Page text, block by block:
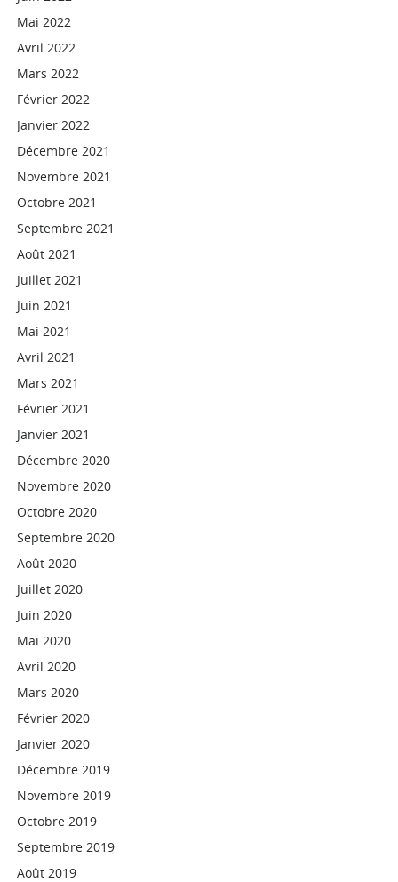
Mai 2022
Avril 2022
Mars 2022
Février 2022
Janvier 2022
Décembre 2021
Novembre 2021
Octobre 2021
Septembre 2021
Août 2021
Juillet 2021
Juin 2021
Mai 2021
Avril 2021
Mars 2021
Février 2021
Janvier 2021
Décembre 2020
Novembre 2020
Octobre 2020
Septembre 2020
Août 2020
Juillet 2020
Juin 2020
Mai 2020
Avril 2020
Mars 2020
Février 2020
Janvier 2020
Décembre 2019
Novembre 2019
Octobre 2019
Septembre 2019
Août 2019